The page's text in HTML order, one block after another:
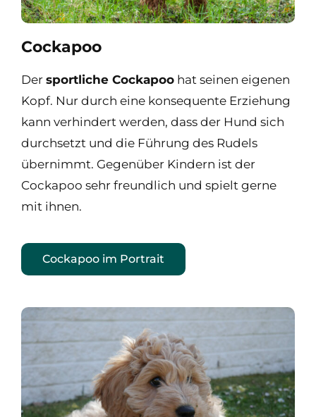
Cockapoo
Der sportliche Cockapoo hat seinen eigenen
Kopf. Nur durch eine konsequente Erziehung
kann verhindert werden, dass der Hund sich
durchsetzt und die Führung des Rudels
übernimmt. Gegenüber Kindern ist der
Cockapoo sehr freundlich und spielt gerne
mit ihnen.
Cockapoo im Portrait